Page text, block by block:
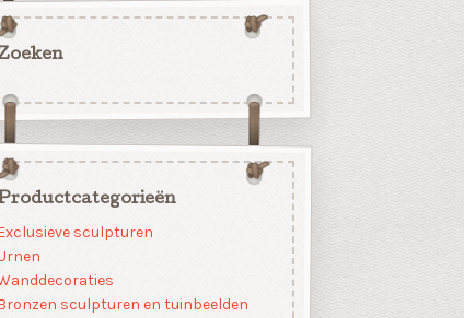
sculpturen
sculpturen en tuinbeelden